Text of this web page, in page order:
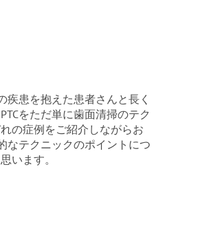
疾患を抱えた患者さんと長く
をただ単に歯面清掃のテク
の症例をご紹介しながらお
なテクニックのポイントにつ
います。